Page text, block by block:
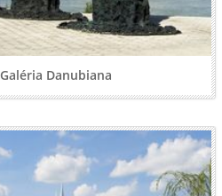
Galéria Danubiana